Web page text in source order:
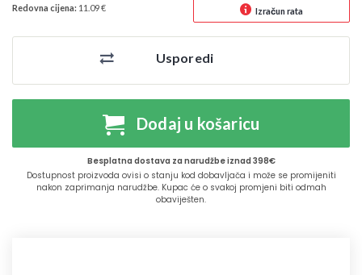
Redovna cijena: 11.09 € Izračun rata
Usporedi
Dodaj u košaricu
Besplatna dostava za narudžbe iznad 398€
Dostupnost proizvoda ovisi o stanju kod dobavljača i može se promijeniti
nakon zaprimanja narudžbe. Kupac će o svakoj promjeni biti odmah
obaviješten.